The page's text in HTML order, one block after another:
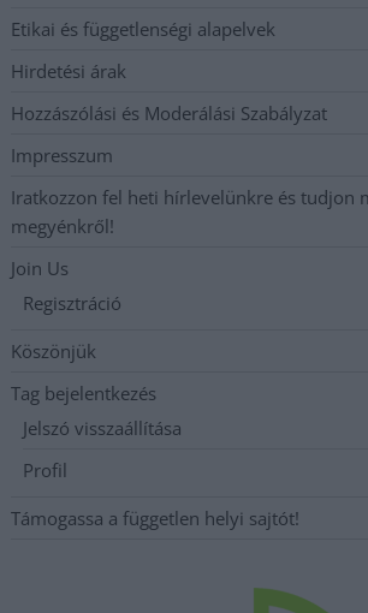
Etikai és függetlenségi alapelvek
Hirdetési árak
Hozzászólási és Moderálási Szabályzat
Impresszum
Iratkozzon fel heti hírlevelünkre és tudjon
megyénkről!
Join Us
Regisztráció
Köszönjük
Tag bejelentkezés
Jelszó visszaállítása
Profil
Támogassa a független helyi sajtót!